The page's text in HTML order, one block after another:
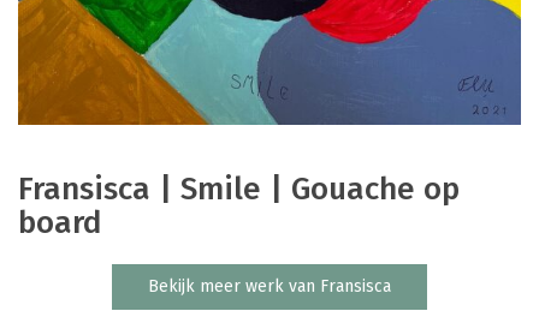
Fransisca | Smile | Gouache op
board
Bekijk meer werk van Fransisca